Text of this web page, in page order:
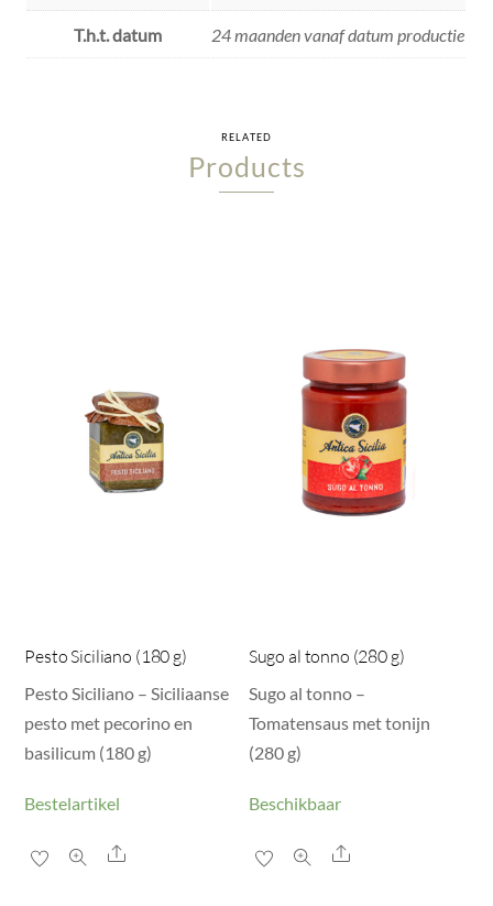
T.h.t. datum 24 maanden vanaf datum productie
RELATED
Products
Pesto Siciliano (180 g)
Pesto Siciliano – Siciliaanse
pesto met pecorino en
basilicum (180 g)
Bestelartikel
Share
Sugo al tonno (280 g)
Sugo al tonno –
Tomatensaus met tonijn
(280 g)
Beschikbaar
Share